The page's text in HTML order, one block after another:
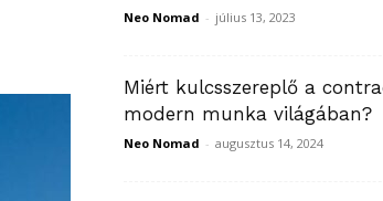
Neo Nomad - július 13, 2023
Miért kulcsszereplő a
modern munka világában?
Neo Nomad - augusztus 14, 2024